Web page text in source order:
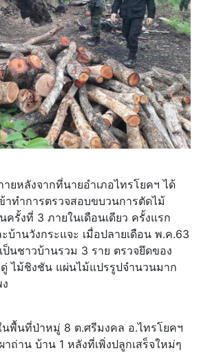
ยหลังจากที่นายอำเภอไทรโยคฯ ได้
าทำการตรวจสอบขบวนการตัดไม้
ครั้งที่ 3 ภายในเดือนเดียว ครั้งแรก
บ้านวังกระแจะ เมื่อปลายเดือน พ.ค.63
นชาวบ้านรวม 3 ราย ตรวจยึดของ
ไม้ชิงชัน แผ่นไม้แปรรูปจำนวนมาก
พื้นที่ป่าหมู่ 8 ต.ศรีมงคล อ.ไทรโยคฯ
าถ่าน บ้าน 1 หลังที่เพิ่งปลูกเสร็จใหม่ๆ